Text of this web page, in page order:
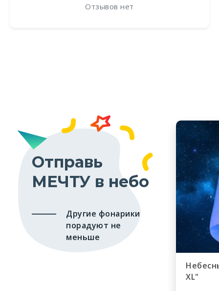
Отзывов нет
Отправь
МЕЧТУ в небо
Другие фонарики
порадуют не
меньше
XL"